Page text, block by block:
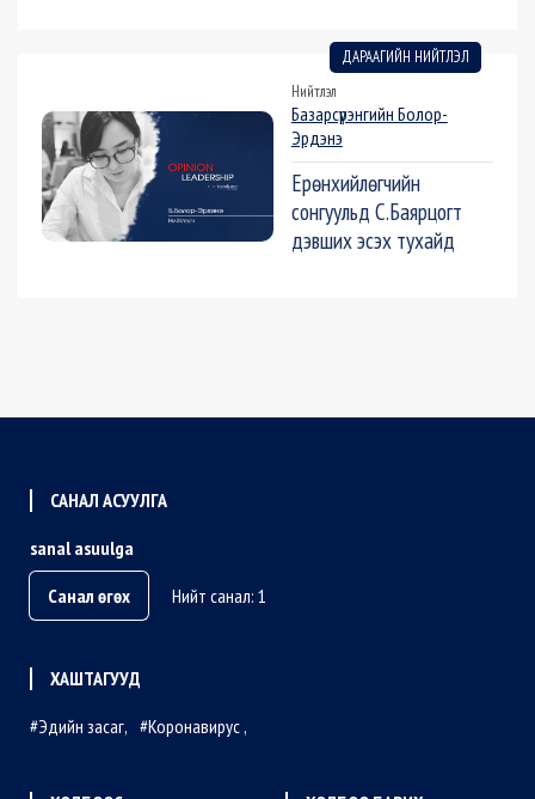
ДАРААГИЙН НИЙТЛЭЛ
Нийтлэл
Базарсүрэнгийн Болор-
Эрдэнэ
Ерөнхийлөгчийн
сонгуульд С.Баярцогт
дэвших эсэх тухайд
САНАЛ АСУУЛГА
sanal asuulga
Санал өгөх
Нийт санал: 1
ХАШТАГУУД
Эдийн засаг
Коронавирус